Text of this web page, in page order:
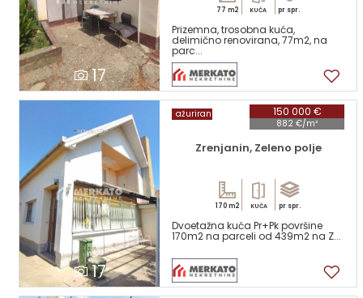
17
77 m2 KUĆA pr spr.
Prizemna, trosobna kuća,
delimično renovirana, 77m2, na
parc...
17
150 000 €
882 €/m²
ažuriran
Zrenjanin, Zeleno polje
170 m2 KUĆA pr spr.
Dvoetažna kuća Pr+Pk površine
170m2 na parceli od 439m2 na Z...